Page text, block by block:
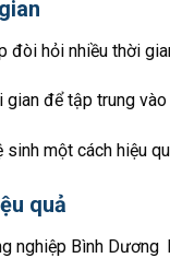
đòi hỏi nhiều thời
để tập trung
một cách hiệu
quả
nghiệp Bình